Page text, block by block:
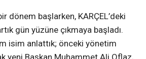
dönem başlarken, KARÇEL’deki
gün yüzüne çıkmaya başladı.
isim anlattık; önceki yönetim